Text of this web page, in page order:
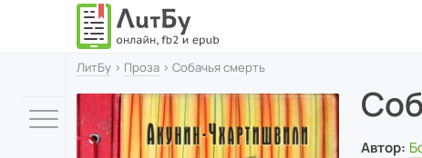
ЛитБу › Проза › Собачья смерть
Автор: